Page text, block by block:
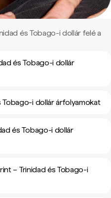
és Tobago-i dollár felé a
és Tobago-i dollár
Tobago-i dollár árfolyamokat
és Tobago-i dollár
– Trinidad és Tobago-i